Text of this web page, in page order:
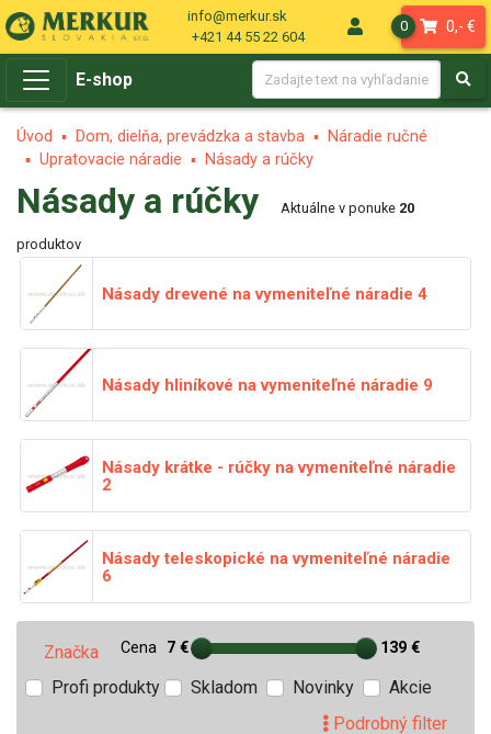
info@merkur.sk
+421 44 55 22 604
0 0,- €
E-shop
Úvod Dom, dielňa, prevádzka a stavba
Náradie ručné
Upratovacie náradie
Násady a rúčky
Násady a rúčky Aktuálne v ponuke 20
produktov
Násady drevené na vymeniteľné náradie 4
Násady hliníkové na vymeniteľné náradie 9
Násady krátke - rúčky na vymeniteľné náradie
2
Násady teleskopické na vymeniteľné náradie
6
Značka Cena 7 € 139 €
Profi produkty Skladom Novinky
Akcie
Podrobný filter